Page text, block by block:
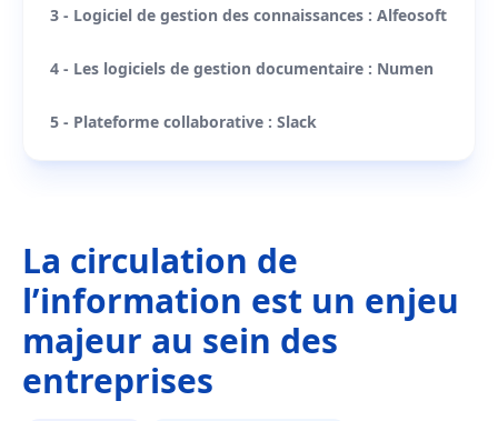
3 - Logiciel de gestion des connaissances : Alfeosoft
4 - Les logiciels de gestion documentaire : Numen
5 - Plateforme collaborative : Slack
La circulation de
l’information est un enjeu
majeur au sein des
entreprises